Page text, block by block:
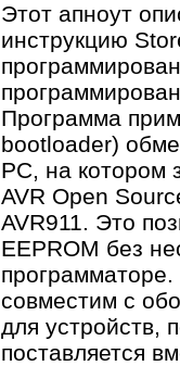
Этот апноут
инструкцию
Программа
bootloader)
PC, на котором
AVR Open
AVR911. Это
EEPROM без
совместим с
для устройств,
поставляется